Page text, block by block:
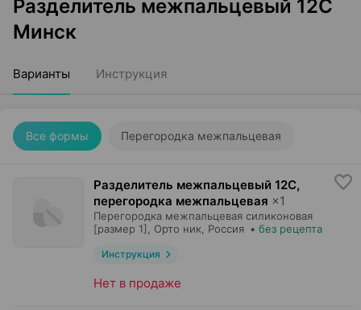
Разделитель межпальцевый 12С
Минск
Варианты Инструкция
Все формы Перегородка межпальцевая
Разделитель межпальцевый 12С,
перегородка межпальцевая ×1
Перегородка межпальцевая силиконовая
[размер 1],
Орто ник , Россия • без рецепта
Инструкция
Нет в продаже